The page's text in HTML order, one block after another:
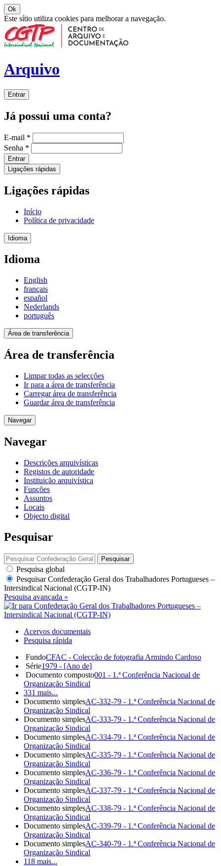
Ok
Este sítio utiliza cookies para melhorar a navegação.
Arquivo
Entrar
Já possui uma conta?
E-mail *
Senha *
Entrar
Ligações rápidas
Ligações rápidas
Início
Política de privacidade
Idioma
Idioma
English
français
español
Nederlands
português
Área de transferência
Área de transferência
Limpar todas as selecções
Ir para a área de transferência
Carregar área de transferência
Guardar área de transferência
Navegar
Navegar
Descrições arquivísticas
Registos de autoridade
Instituição arquivística
Funções
Assuntos
Locais
Objecto digital
Pesquisar
Pesquisar
Pesquisa global
PesquisarConfederação Geral dos Trabalhadores Portugueses –
Intersindical Nacional (CGTP-IN)
Pesquisa avançada »
Acervos documentais
Pesquisa rápida
FundoCFAC - Colecção de fotografia Armindo Cardoso
Série1979 - [Ano de]
Documento composto001 - 1.ª Conferência Nacional de
Organização Sindical
331 mais...
Documento simplesAC-332-79 - 1.ª Conferência Nacional de
Organização Sindical
Documento simplesAC-333-79 - 1.ª Conferência Nacional de
Organização Sindical
Documento simplesAC-334-79 - 1.ª Conferência Nacional de
Organização Sindical
Documento simplesAC-335-79 - 1.ª Conferência Nacional de
Organização Sindical
Documento simplesAC-336-79 - 1.ª Conferência Nacional de
Organização Sindical
Documento simplesAC-337-79 - 1.ª Conferência Nacional de
Organização Sindical
Documento simplesAC-338-79 - 1.ª Conferência Nacional de
Organização Sindical
Documento simplesAC-339-79 - 1.ª Conferência Nacional de
Organização Sindical
Documento simplesAC-340-79 - 1.ª Conferência Nacional de
Organização Sindical
118 mais...